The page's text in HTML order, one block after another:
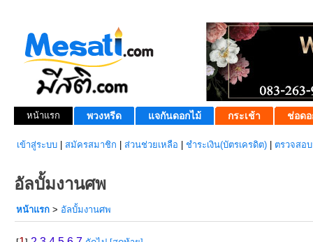
หน้าแรก พวงหรีด แจกันดอกไม้ กระเช้า ช่อดอ
เข้าสู่ระบบ สมัครสมาชิก ส่วนช่วยเหลือ ชำระเงิน(บัตรเครดิต) ตรวจสอ
อัลบั้มงานศพ
หน้าแรก > อัลบั้มงานศพ